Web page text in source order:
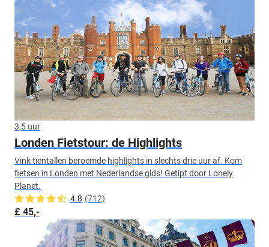
3,5 uur
Londen Fietstour: de Highlights
Vink tientallen beroemde highlights in slechts drie uur af. Kom
fietsen in Londen met Nederlandse gids! Getipt door Lonely
Planet.
4.8 (712)
£ 45,-